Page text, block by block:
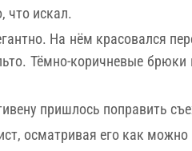
что искал.
На нём красовался
Тёмно-коричневые
пришлось поправить
осматривая его как